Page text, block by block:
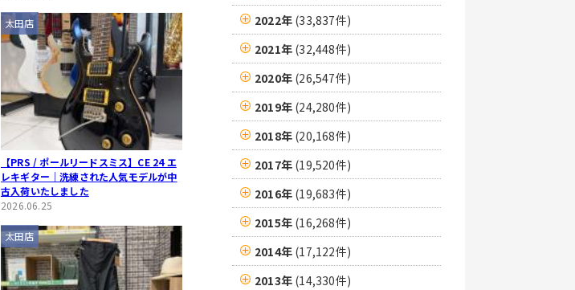
太田店
【PRS / ポールリードスミス】CE 24 エ
レキギター｜洗練された人気モデルが中
古入荷いたしました
2026.06.25
太田店
2022年 (33,837件)
2021年 (32,448件)
2020年 (26,547件)
2019年 (24,280件)
2018年 (20,168件)
2017年 (19,520件)
2016年 (19,683件)
2015年 (16,268件)
2014年 (17,122件)
2013年 (14,330件)